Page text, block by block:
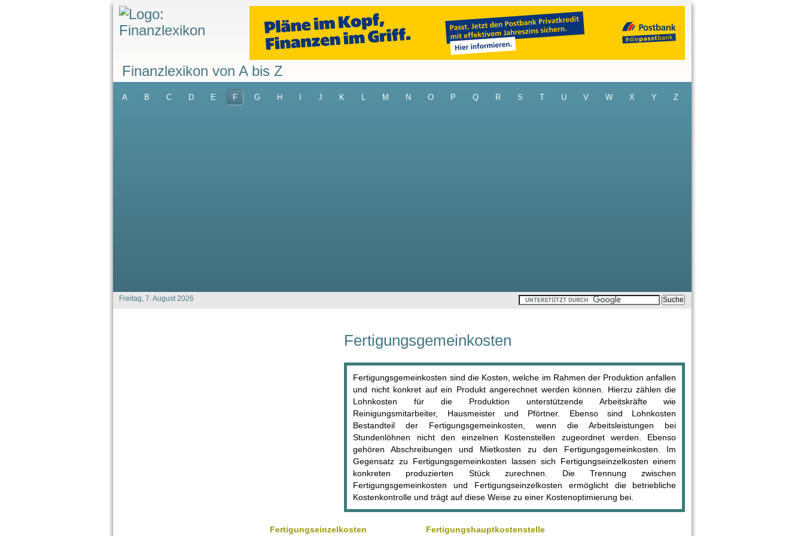
Finanzlexikon von A bis Z
A B C D E F G H J K L M N O P Q R S T U V W X Y Z
Freitag, 7. August 2026
Fertigungsgemeinkosten
Fertigungsgemeinkosten sind die Kosten, welche im Rahmen der Produktion anfallen
und nicht konkret auf ein Produkt angerechnet werden können. Hierzu zählen die
Lohnkosten für die Produktion unterstützende Arbeitskräfte wie
Reinigungsmitarbeiter, Hausmeister und Pförtner. Ebenso sind Lohnkosten
Bestandteil der Fertigungsgemeinkosten, wenn die Arbeitsleistungen bei
Stundenlöhnen nicht den einzelnen Kostenstellen zugeordnet werden. Ebenso
gehören Abschreibungen und Mietkosten zu den Fertigungsgemeinkosten. Im
Gegensatz zu Fertigungsgemeinkosten lassen sich Fertigungseinzelkosten einem
konkreten produzierten Stück zurechnen. Die Trennung zwischen
Fertigungsgemeinkosten und Fertigungseinzelkosten ermöglicht die betriebliche
Kostenkontrolle und trägt auf diese Weise zu einer Kostenoptimierung bei.
Fertigungseinzelkosten Fertigungshauptkostenstelle